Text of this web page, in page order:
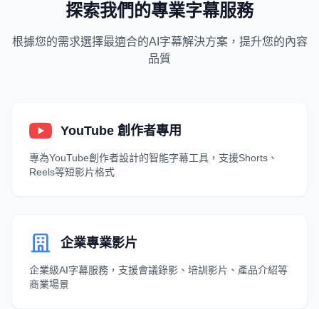
探索我們的專業字幕服務
根據您的需求選擇最適合的AI字幕解決方案，提升您的內容
品質
YouTube 創作者專用
專為YouTube創作者設計的智能字幕工具，支援Shorts、
Reels等短影片格式
企業專業影片
企業級AI字幕服務，支援會議錄影、培訓影片、產品介紹等
商業場景